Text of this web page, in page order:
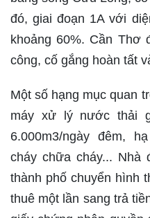
đó, giai đoạn 1A với
khoảng 60%. Cần Thơ
công, cố gắng hoàn tất
Một số hạng mục quan
máy xử lý nước thải
6.000m3/ngày đêm,
cháy chữa cháy... Nhà
thành phố chuyển hình
thuê một lần sang trả